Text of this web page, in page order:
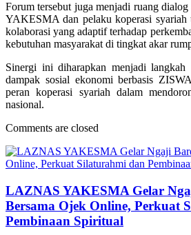
Forum tersebut juga menjadi ruang
YAKESMA dan pelaku koperasi syariah
kolaborasi yang adaptif terhadap
kebutuhan masyarakat di tingkat akar
Sinergi ini diharapkan menjadi langkah
dampak sosial ekonomi berbasis
peran koperasi syariah dalam
nasional.
Comments are closed
LAZNAS YAKESMA Gelar
Bersama Ojek Online, Perkuat
Pembinaan Spiritual